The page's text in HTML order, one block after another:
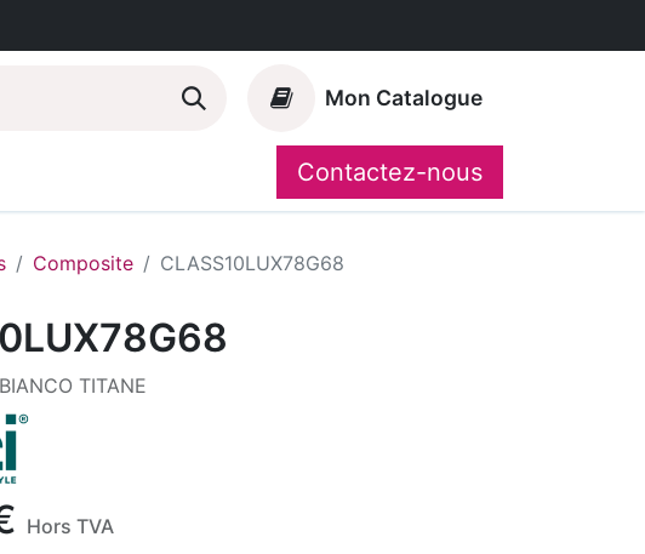
Mon Catalogue
CompoShop
Contactez-nous
Composite CLASS10LUX78G68
TITANE
Hors TVA